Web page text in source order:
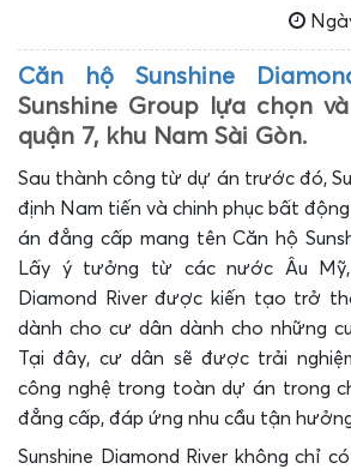
Căn hộ Sunshine
Sunshine Group lựa chọn
quận 7, khu Nam Sài Gòn.
Sau thành công từ dự án trước đó,
định Nam tiến và chinh phục bất
án đẳng cấp mang tênCăn hộ
Lấy ý tưởng từ các nước Âu
Diamond Riverđược kiến tạo trở
dành cho cư dân dành cho những
Tại đây, cư dân sẽ được trải
công nghệ trong toàn dự án trong
đẳng cấp, đáp ứng nhu cầu tận
Sunshine Diamond River không chỉ